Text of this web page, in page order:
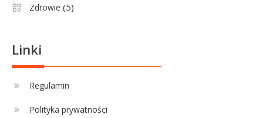
Jagiellonia Białystok rankingi w
4 Sport
strzelców Primera División
Zdrowie (5)
Linki
Regulamin
Polityka prywatności